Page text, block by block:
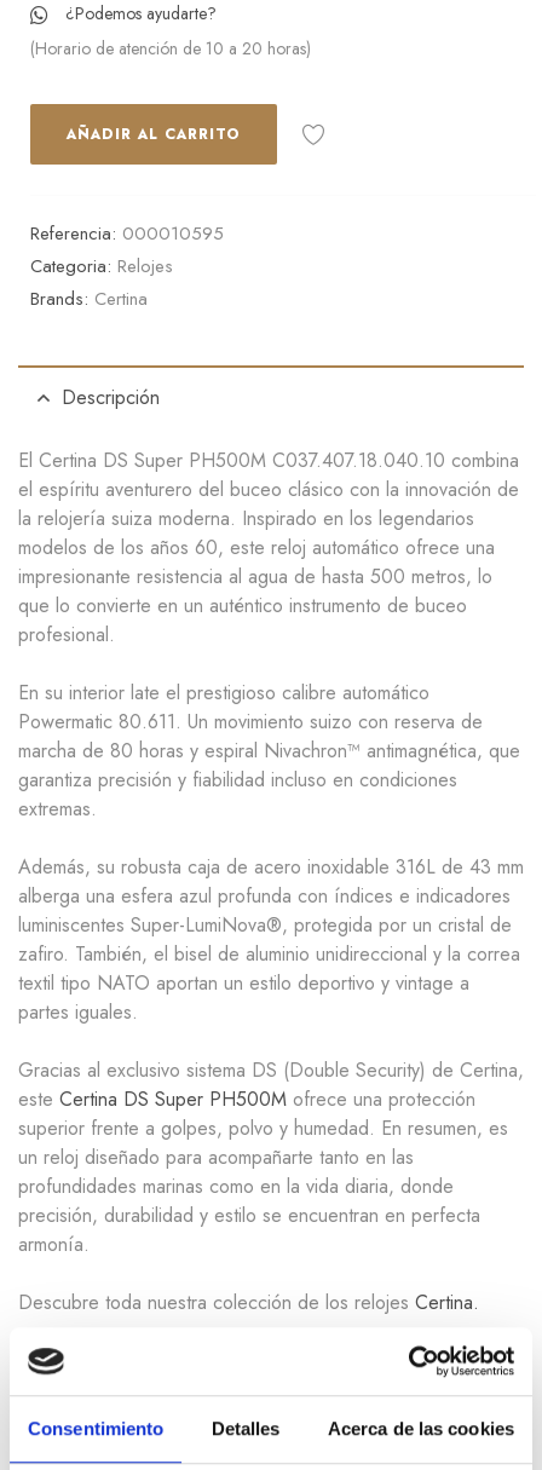
Consentimiento Detalles Acerca de las cookies
¿Podemos ayudarte?
(Horario de atención de 10 a 20 horas)
AÑADIR AL CARRITO
Referencia: 000010595
Categoria: Relojes
Brands: Certina
Descripción
El Certina DS Super PH500M C037.407.18.040.10 combina
el espíritu aventurero del buceo clásico con la innovación de
la relojería suiza moderna. Inspirado en los legendarios
modelos de los años 60, este reloj automático ofrece una
impresionante resistencia al agua de hasta 500 metros, lo
que lo convierte en un auténtico instrumento de buceo
profesional.
En su interior late el prestigioso calibre automático
Powermatic 80.611. Un movimiento suizo con reserva de
marcha de 80 horas y espiral Nivachron™ antimagnética, que
garantiza precisión y fiabilidad incluso en condiciones
extremas.
Además, su robusta caja de acero inoxidable 316L de 43 mm
alberga una esfera azul profunda con índices e indicadores
luminiscentes Super-LumiNova®, protegida por un cristal de
zafiro. También, el bisel de aluminio unidireccional y la correa
textil tipo NATO aportan un estilo deportivo y vintage a
partes iguales.
Gracias al exclusivo sistema DS (Double Security) de Certina,
este Certina DS Super PH500M ofrece una protección
superior frente a golpes, polvo y humedad. En resumen, es
un reloj diseñado para acompañarte tanto en las
profundidades marinas como en la vida diaria, donde
precisión, durabilidad y estilo se encuentran en perfecta
armonía.
Descubre toda nuestra colección de los relojes Certina.
Referencia interna: 000010595
Referencia Certina: C0374071804010